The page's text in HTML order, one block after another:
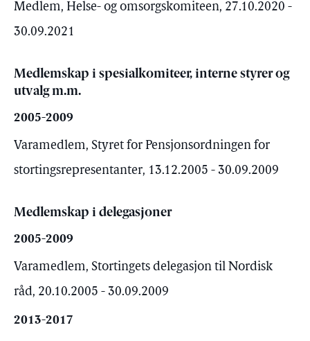
Medlem, Helse- og omsorgskomiteen, 27.10.2020 -
30.09.2021
Medlemskap i spesialkomiteer, interne styrer og
utvalg m.m.
2005-2009
Varamedlem, Styret for Pensjonsordningen for
stortingsrepresentanter, 13.12.2005 - 30.09.2009
Medlemskap i delegasjoner
2005-2009
Varamedlem, Stortingets delegasjon til Nordisk
råd, 20.10.2005 - 30.09.2009
2013-2017